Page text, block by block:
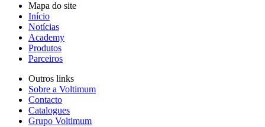
Mapa do site
Início
Notícias
Academy
Produtos
Parceiros
Outros links
Sobre a Voltimum
Contacto
Catalogues
Grupo Voltimum